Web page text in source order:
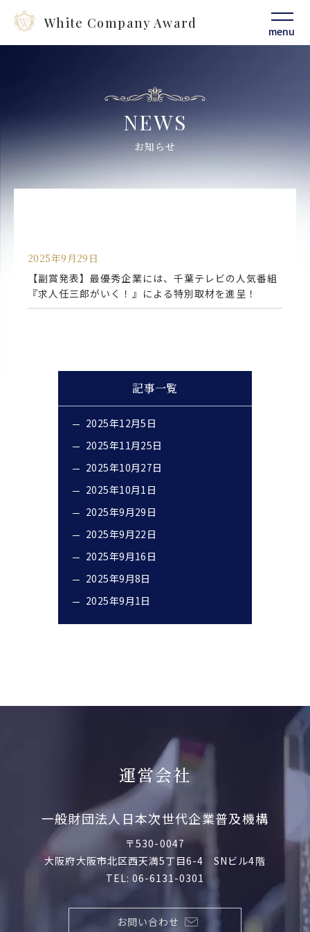
White Company Award menu
NEWS
お知らせ
2025年9月29日
【副賞発表】最優秀企業には、千葉テレビの人気番組
『求人任三郎がいく！』による特別取材を進呈！
記事一覧
2025年12月5日
2025年11月25日
2025年10月27日
2025年10月1日
2025年9月29日
2025年9月22日
2025年9月16日
2025年9月8日
2025年9月1日
運営会社
一般財団法人日本次世代企業普及機構
〒530-0047
大阪府大阪市北区西天満5丁目6-4 SNビル4階
TEL: 06-6131-0301
お問い合わせ